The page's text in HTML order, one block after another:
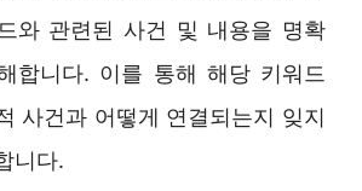
와 관련된 사건 및 내용을 명확
합니다. 이를 통해 해당 키워드
사건과 어떻게 연결되는지 잊지
니다.